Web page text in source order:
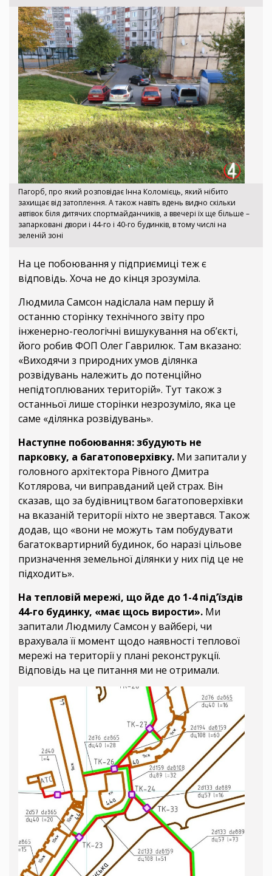
Пагорб, про який розповідає Інна Коломієць, який нібито
захищає від затоплення. А також навіть вдень видно скільки
автівок біля дитячих спортмайданчиків, а ввечері їх ще більше –
запарковані двори і 44-го і 40-го будинків, в тому числі на
зеленій зоні
На це побоювання у підприємиці теж є
відповідь. Хоча не до кінця зрозуміла.
Людмила Самсон надіслала нам першу й
останню сторінку технічного звіту про
інженерно-геологічні вишукування на об’єкті,
його робив ФОП Олег Гаврилюк. Там вказано:
«Виходячи з природних умов ділянка
розвідувань належить до потенційно
непідтоплюваних територій». Тут також з
останньої лише сторінки незрозуміло, яка це
саме «ділянка розвідувань».
Наступне побоювання: збудують не
парковку, а багатоповерхівку. Ми запитали у
головного архітектора Рівного Дмитра
Котлярова, чи виправданий цей страх. Він
сказав, що за будівництвом багатоповерхівки
на вказаній території ніхто не звертався. Також
додав, що «вони не можуть там побудувати
багатоквартирний будинок, бо наразі цільове
призначення земельної ділянки у них під це не
підходить».
На тепловій мережі, що йде до 1-4 під’їздів
44-го будинку, «має щось вирости». Ми
запитали Людмилу Самсон у вайбері, чи
врахувала її момент щодо наявності теплової
мережі на території у плані реконструкції.
Відповідь на це питання ми не отримали.